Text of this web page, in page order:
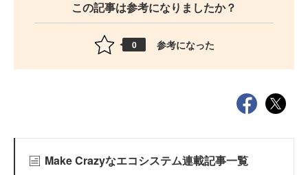
この記事は参考になりましたか？
0 参考になった
Make Crazyなエコシステム連載記事一覧